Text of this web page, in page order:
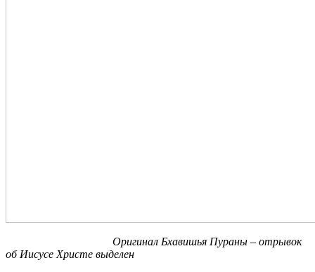
Оригинал Бхавишья Пураны – отрывок
об Иисусе Христе выделен